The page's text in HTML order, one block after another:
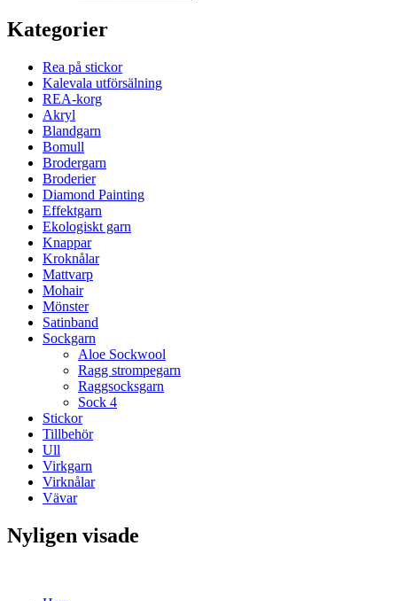
Kategorier
Rea på stickor
Kalevala utförsälning
REA-korg
Akryl
Blandgarn
Bomull
Brodergarn
Broderier
Diamond Painting
Effektgarn
Ekologiskt garn
Knappar
Kroknålar
Mattvarp
Mohair
Mönster
Satinband
Sockgarn
Aloe Sockwool
Ragg strompegarn
Raggsocksgarn
Sock 4
Stickor
Tillbehör
Ull
Virkgarn
Virknålar
Vävar
Nyligen visade